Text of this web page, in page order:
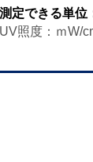
測定できる単位
UV照度：ｍW/